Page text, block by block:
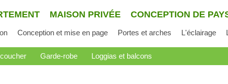
MAISON PRIVÉE CONCEPTION DE
Conception et mise en page Portes et arches L'éclairage
Garde-robe Loggias et balcons